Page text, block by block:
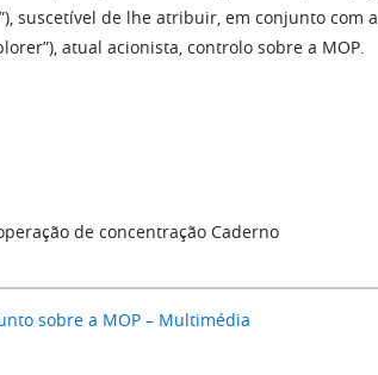
suscetível de lhe atribuir, em conjunto com a
atual acionista, controlo sobre a MOP.
de concentração Caderno
sobre a MOP – Multimédia